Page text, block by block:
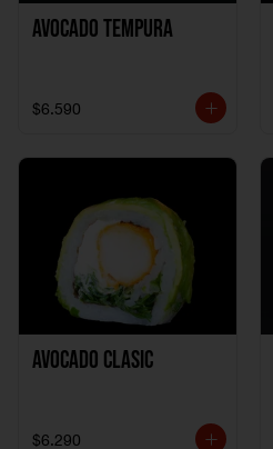
Avocado Tempura
$6.590
Avocado clasic
$6.290